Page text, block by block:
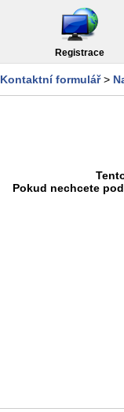
Registrace
Kontaktní formulář>
Pokud nechcete